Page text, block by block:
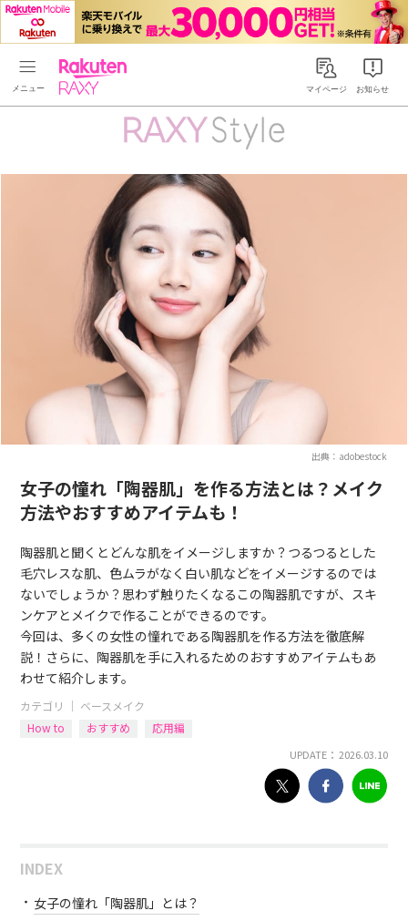
Rakuten RAXYマイページ お知らせ
出典：adobestock
女子の憧れ「陶器肌」を作る方法とは？メイク
方法やおすすめアイテムも！
陶器肌と聞くとどんな肌をイメージしますか？つるつるとした
毛穴レスな肌、色ムラがなく白い肌などをイメージするのでは
ないでしょうか？思わず触りたくなるこの陶器肌ですが、スキ
ンケアとメイクで作ることができるのです。
今回は、多くの女性の憧れである陶器肌を作る方法を徹底解
説！さらに、陶器肌を手に入れるためのおすすめアイテムもあ
わせて紹介します。
カテゴリ ｜ ベースメイク
How to
おすすめ 応用編
UPDATE： 2026.03.10
INDEX
女子の憧れ「陶器肌」とは？